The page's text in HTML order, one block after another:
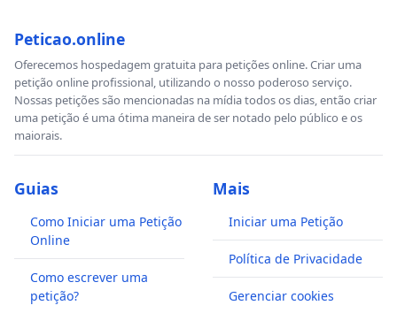
Peticao.online
Oferecemos hospedagem gratuita para petições online. Criar uma
petição online profissional, utilizando o nosso poderoso serviço.
Nossas petições são mencionadas na mídia todos os dias, então criar
uma petição é uma ótima maneira de ser notado pelo público e os
maiorais.
Guias
Como Iniciar uma Petição
Online
Como escrever uma
petição?
Mais
Iniciar uma Petição
Política de Privacidade
Gerenciar cookies